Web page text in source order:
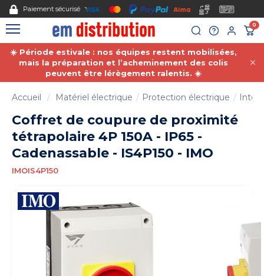
Nous acceptons le paiement par mandat administratif.
0
☀️ Période estivale : nos équipes restent mobilisées,
mais la préparation et l’acheminement des colis
peuvent être lérègement ralentis. ☀️
Accueil Matériel électrique Protection électrique
Coffret de coupure de proximité
tétrapolaire 4P 150A - IP65 -
Cadenassable - IS4P150 - IMO
IMOIS4P150
Gestion des cookies